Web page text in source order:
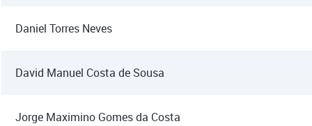
Daniel Torres Neves
David Manuel Costa de Sousa
Jorge Maximino Gomes da Costa